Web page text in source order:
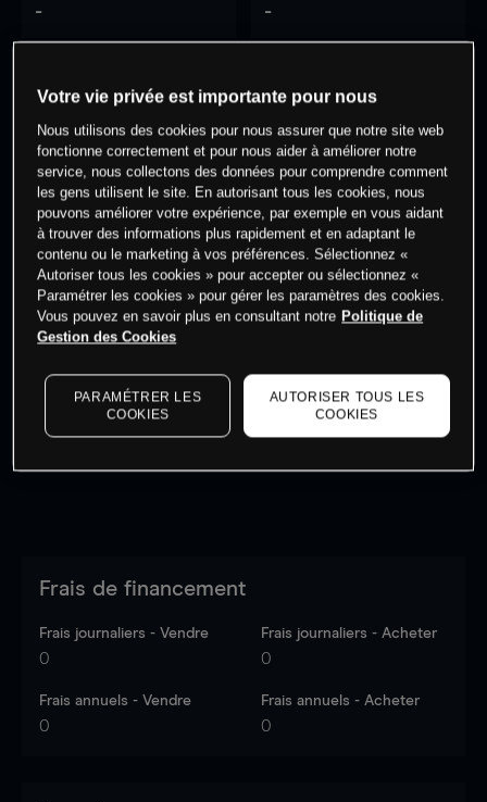
- -
0% des clients ont une position à
cet actif
Commencez à trader
Les prix sont indicatifs.
dernières données du marché.Log into see latest
market data
Frais de financement
Frais journaliers - Vendre
0
Frais journaliers - Acheter
0
Frais annuels - Vendre
0
Frais annuels - Acheter
0
Votre vie privée est importante pour nous
Nous utilisons des cookies pour nous assurer que notre site web
fonctionne correctement et pour nous aider à améliorer notre
service, nous collectons des données pour comprendre comment
les gens utilisent le site. En autorisant tous les cookies, nous
pouvons améliorer votre expérience, par exemple en vous aidant
à trouver des informations plus rapidement et en adaptant le
contenu ou le marketing à vos préférences. Sélectionnez «
Autoriser tous les cookies » pour accepter ou sélectionnez «
Paramétrer les cookies » pour gérer les paramètres des cookies.
Vous pouvez en savoir plus en consultant notre Politique de
Gestion des Cookies
PARAMÉTRER LES
COOKIES
AUTORISER TOUS LES
COOKIES